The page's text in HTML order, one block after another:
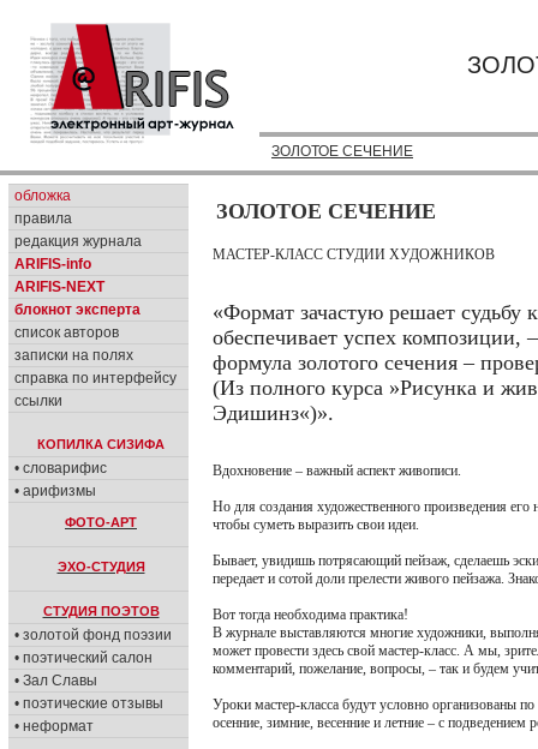
ЗОЛОТОЕ СЕЧЕНИЕ
обложка
правила
редакция журнала
ARIFIS-info
ARIFIS-NEXT
блокнот эксперта
список авторов
записки на полях
справка по интерфейсу
ссылки
КОПИЛКА СИЗИФА
• словарифис
• арифизмы
ФОТО-АРТ
ЭХО-СТУДИЯ
СТУДИЯ ПОЭТОВ
• золотой фонд поэзии
• поэтический салон
• Зал Славы
• поэтические отзывы
• неформат
ЗОЛОТОЕ СЕЧЕНИЕ
МАСТЕР-КЛАСС СТУДИИ ХУДОЖНИКОВ
«Формат зачастую решает судьбу
обеспечивает успех композиции,
формула золотого сечения –
(Из полного курса »Рисунка и
Эдишинз«)».
Вдохновение – важный аспект живописи.
Но для создания художественного произведения
чтобы суметь выразить свои идеи.
Бывает, увидишь потрясающий пейзаж, сделаешь
передает и сотой доли прелести живого пейзажа.
Вот тогда необходима практика!
В журнале выставляются многие художники,
может провести здесь свой мастер-класс. А мы,
комментарий, пожелание, вопросы, – так и будем
Уроки мастер-класса будут условно организованы
осенние, зимние, весенние и летние – с подведением